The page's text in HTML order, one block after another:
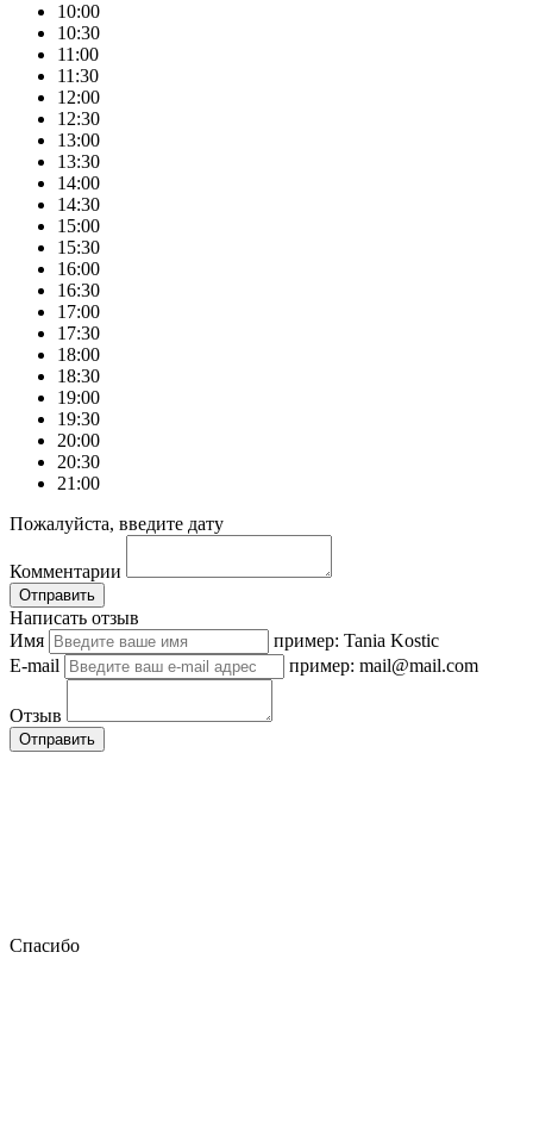
10:00
10:30
11:00
11:30
12:00
12:30
13:00
13:30
14:00
14:30
15:00
15:30
16:00
16:30
17:00
17:30
18:00
18:30
19:00
19:30
20:00
20:30
21:00
Пожалуйста, введите дату
Комментарии
Отправить
Написать отзыв
Имя
пример: Tania Kostic
E-mail
пример: mail@mail.com
Отзыв
Отправить
Спасибо